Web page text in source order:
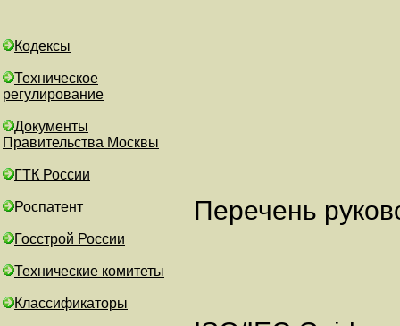
Кодексы
Техническое
регулирование
Документы
Правительства Москвы
ГТК России
Роспатент
Госстрой России
Технические комитеты
Классификаторы
Перечень